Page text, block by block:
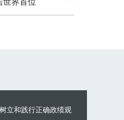
世界首位
树立和践行正确政绩观